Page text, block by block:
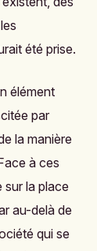
été prise.
élément
par
la manière
à ces
sur la place
au-delà de
qui se